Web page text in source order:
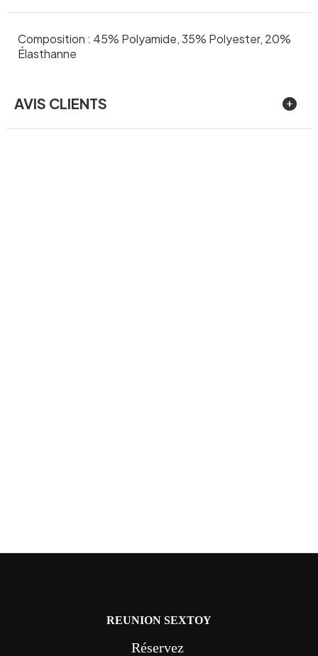
Composition : 45% Polyamide, 35% Polyester, 20%
Élasthanne
AVIS CLIENTS
REUNION SEXTOY
Réservez